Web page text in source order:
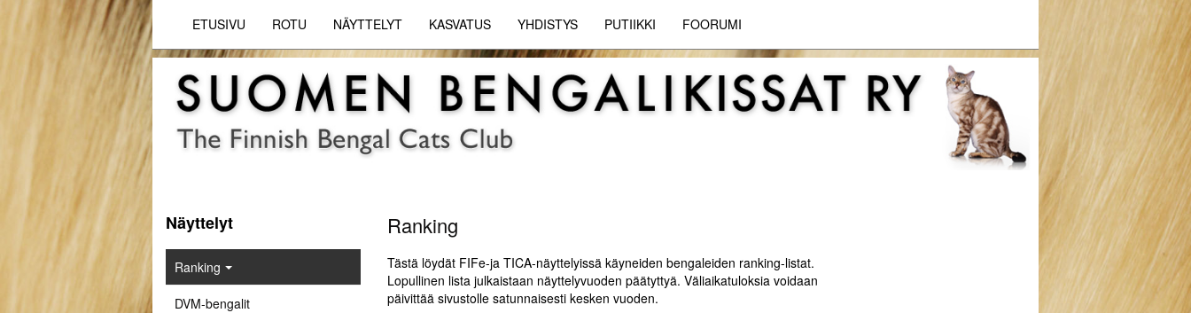
ETUSIVU ROTU NÄYTTELYT KASVATUS YHDISTYS PUTIIKKI FOORUMI
Ranking
Tästä löydät FIFe-ja TICA-näyttelyissä käyneiden bengaleiden ranking-listat.
Lopullinen lista julkaistaan näyttelyvuoden päätyttyä. Väliaikatuloksia voidaan
päivittää sivustolle satunnaisesti kesken vuoden.
Näyttelyt
Ranking
DVM-bengalit